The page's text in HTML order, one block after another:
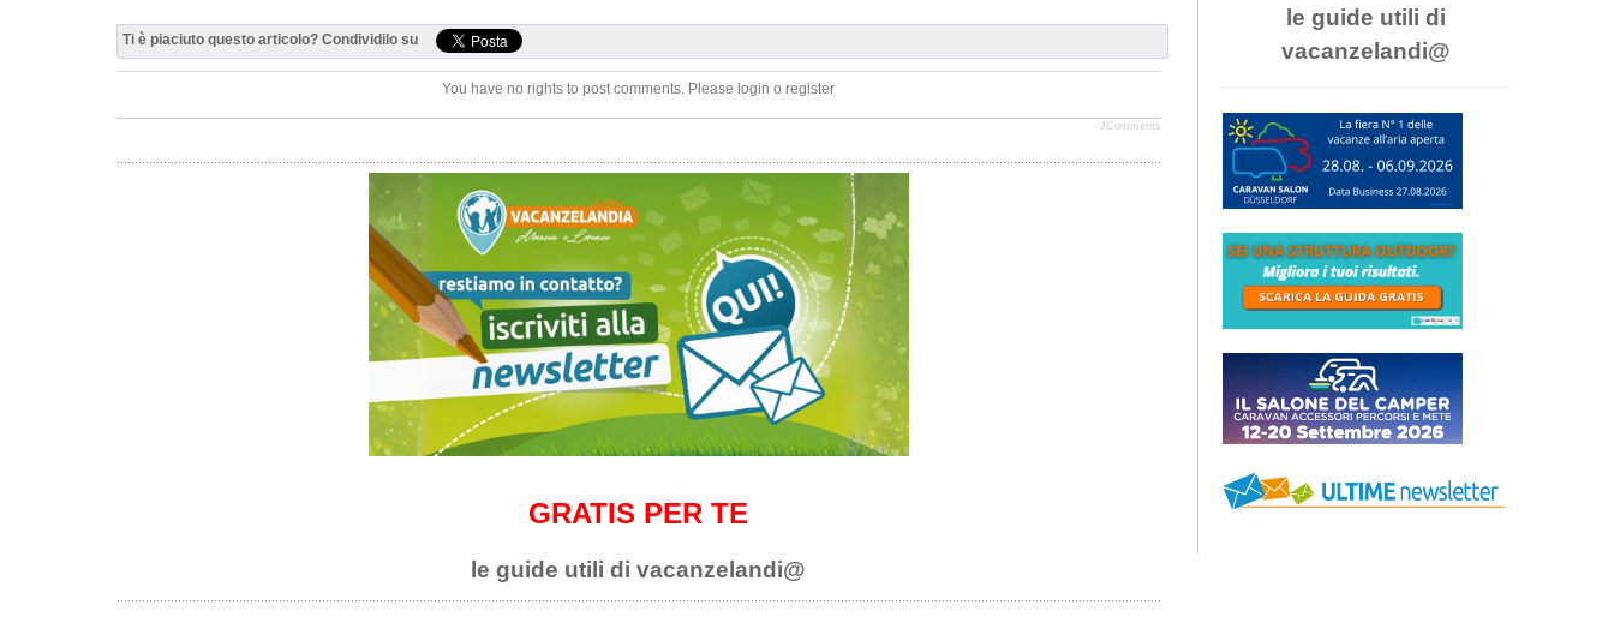
Ti è piaciuto questo articolo? Condividilo su
You have no rights to post comments. Please login o register
JComments
GRATIS PER TE
le guide utili di vacanzelandi@
le guide utili di
vacanzelandi@